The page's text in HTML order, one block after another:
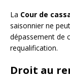
La Cour de
saisonnier ne
dépassement de
requalification.
Droit au